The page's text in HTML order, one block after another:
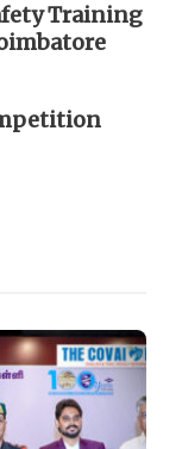
Training